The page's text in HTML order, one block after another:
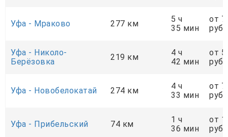
Уфа - Мраково 277 км
5 ч
35 мин
от
руб.
Уфа - Николо-
Берёзовка
219 км
4 ч
42 мин
от
руб.
Уфа - Новобелокатай 274 км
4 ч
33 мин
от
руб.
Уфа - Прибельский 74 км
1 ч
36 мин
от
руб.